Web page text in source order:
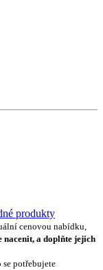
produkty
cenovou nabídku,
nacenit, a doplňte jejich
potřebujete